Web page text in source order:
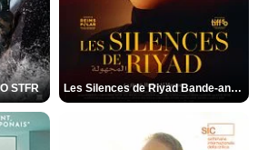
STFR Les Silences de Riyad Bande-annonce VO STFR